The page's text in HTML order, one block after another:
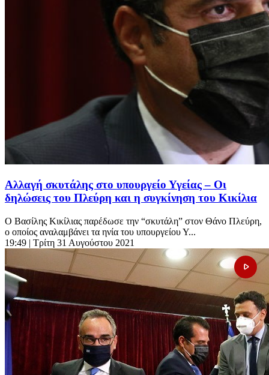
Αλλαγή σκυτάλης στο υπουργείο Υγείας – Οι
δηλώσεις του Πλεύρη και η συγκίνηση του Κικίλια
Ο Βασίλης Κικίλιας παρέδωσε την “σκυτάλη” στον Θάνο Πλεύρη,
ο οποίος αναλαμβάνει τα ηνία του υπουργείου Υ...
19:49 | Τρίτη 31 Αυγούστου 2021